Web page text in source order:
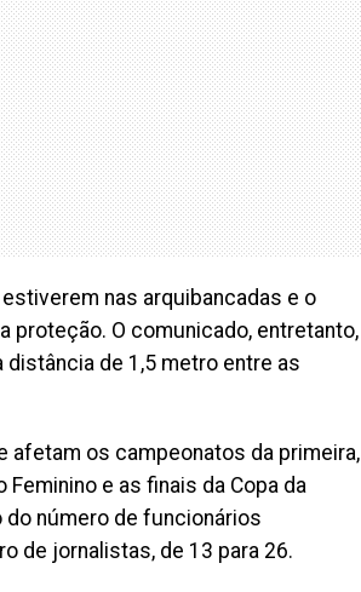
nas arquibancadas e o
proteção. O comunicado, entretanto,
de 1,5 metro entre as
afetam os campeonatos da primeira,
e as finais da Copa da
do número de funcionários
de jornalistas, de 13 para 26.